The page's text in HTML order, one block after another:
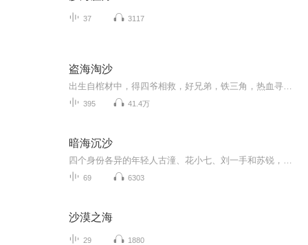
37 3117
盗海淘沙
395 41.4万
暗海沉沙
69 6303
沙漠之海
29 1880